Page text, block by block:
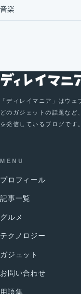
音楽
「ディレイマニア」はウ
どのガジェットの話題など
を発信しているブログです
MENU
プロフィール
記事一覧
グルメ
テクノロジー
ガジェット
お問い合わせ
用語集